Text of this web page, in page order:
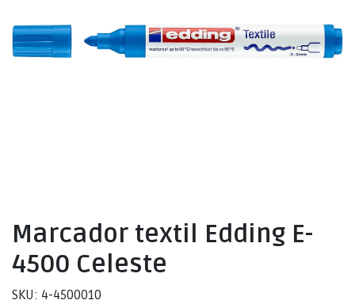
Marcador textil Edding E-
4500 Celeste
SKU: 4-4500010